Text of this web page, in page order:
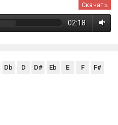
Скачать
02:18
Db D D# Eb E F
F#